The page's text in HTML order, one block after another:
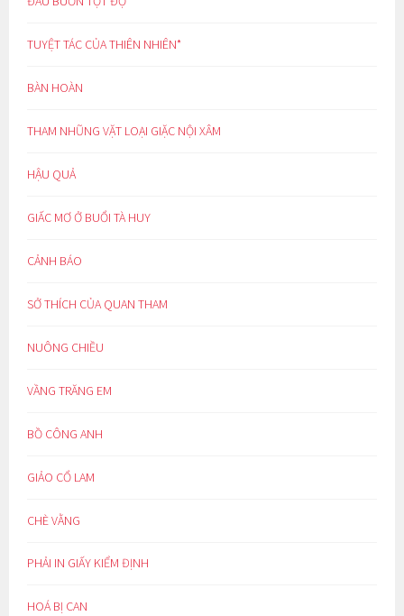
TUYỆT TÁC CỦA THIÊN NHIÊN*
BÀN HOÀN
THAM NHŨNG VẶT LOẠI GIẶC NỘI XÂM
HẬU QUẢ
GIẤC MƠ Ở BUỔI TÀ HUY
CẢNH BÁO
SỞ THÍCH CỦA QUAN THAM
NUÔNG CHIỀU
VẦNG TRĂNG EM
BỒ CÔNG ANH
GIẢO CỔ LAM
CHÈ VẰNG
PHẢI IN GIẤY KIỂM ĐỊNH
HOÁ BỊ CAN